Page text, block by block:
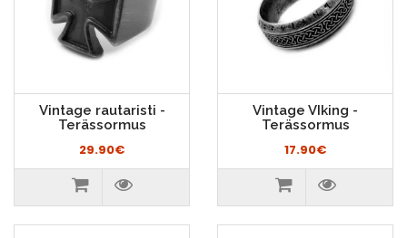
Vintage rautaristi -
Terässormus
29.90€
Vintage VIking -
Terässormus
17.90€